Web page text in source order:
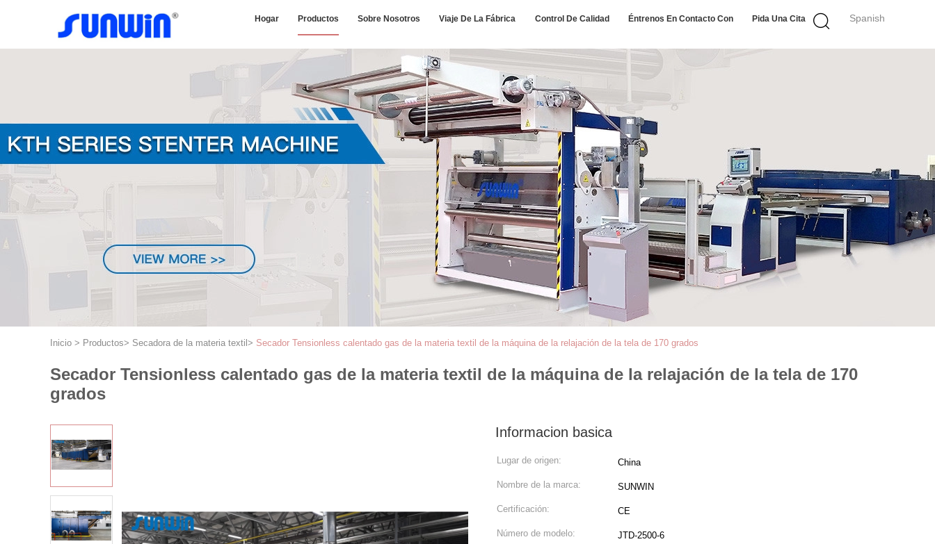
Spanish
Hogar Productos Sobre Nosotros Viaje De La Fábrica Control De Calidad Éntrenos En Contacto Con Pida Una Cita
Inicio > Productos> Secadora de la materia textil > Secador Tensionless calentado gas de la materia textil de la máquina de la relajación de la tela de 170 grados
Secador Tensionless calentado gas de la materia textil de la máquina de la relajación de la tela de 170
grados
Informacion basica
Lugar de origen: China
Nombre de la marca: SUNWIN
Certificación: CE
Número de modelo: JTD-2500-6